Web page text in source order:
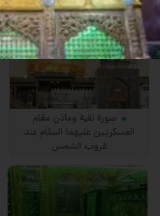
صورة لقبة ومآذن مقام
العسكريين عليهما السلام عند
غروب الشمس